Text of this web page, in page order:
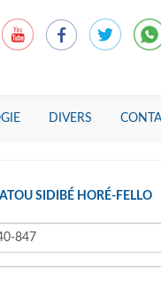
DIVERS
SIDIBÉ HORÉ-FELLO